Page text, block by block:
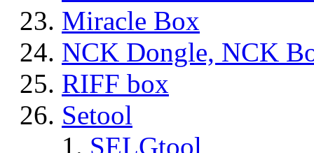
Miracle Box
NCK Dongle, NCK
RIFF box
Setool
SELGtool